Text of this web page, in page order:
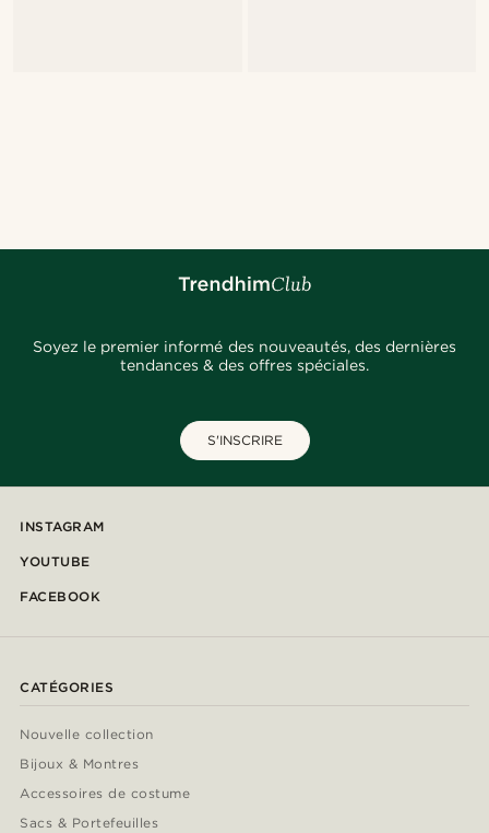
Soyez le premier informé des nouveautés, des dernières
tendances & des offres spéciales.
S'INSCRIRE
INSTAGRAM
YOUTUBE
FACEBOOK
CATÉGORIES
Nouvelle collection
Bijoux & Montres
Accessoires de costume
Sacs & Portefeuilles